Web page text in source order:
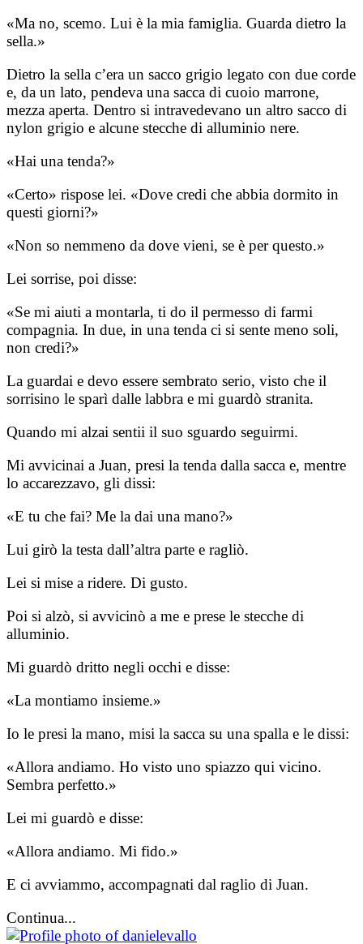
«Ma no, scemo. Lui è la mia famiglia. Guarda dietro la
sella.»
Dietro la sella c’era un sacco grigio legato con due corde
e, da un lato, pendeva una sacca di cuoio marrone,
mezza aperta. Dentro si intravedevano un altro sacco di
nylon grigio e alcune stecche di alluminio nere.
«Hai una tenda?»
«Certo» rispose lei. «Dove credi che abbia dormito in
questi giorni?»
«Non so nemmeno da dove vieni, se è per questo.»
Lei sorrise, poi disse:
«Se mi aiuti a montarla, ti do il permesso di farmi
compagnia. In due, in una tenda ci si sente meno soli,
non credi?»
La guardai e devo essere sembrato serio, visto che il
sorrisino le sparì dalle labbra e mi guardò stranita.
Quando mi alzai sentii il suo sguardo seguirmi.
Mi avvicinai a Juan, presi la tenda dalla sacca e, mentre
lo accarezzavo, gli dissi:
«E tu che fai? Me la dai una mano?»
Lui girò la testa dall’altra parte e ragliò.
Lei si mise a ridere. Di gusto.
Poi si alzò, si avvicinò a me e prese le stecche di
alluminio.
Mi guardò dritto negli occhi e disse:
«La montiamo insieme.»
Io le presi la mano, misi la sacca su una spalla e le dissi:
«Allora andiamo. Ho visto uno spiazzo qui vicino.
Sembra perfetto.»
Lei mi guardò e disse:
«Allora andiamo. Mi fido.»
E ci avviammo, accompagnati dal raglio di Juan.
Continua...